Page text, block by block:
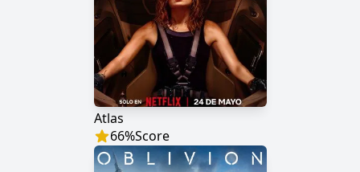
Atlas
66%Score